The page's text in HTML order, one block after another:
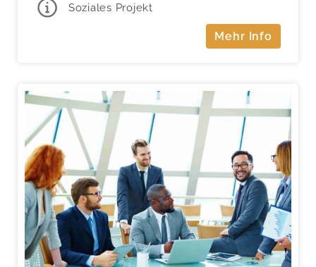
Soziales Projekt
Mehr Info